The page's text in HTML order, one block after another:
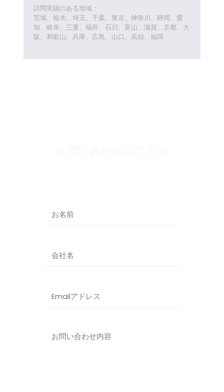
訪問実績のある地域：
茨城、栃木、埼玉、千葉、東京、神奈川、静岡、愛
知、岐阜、三重、福井、石川、富山、滋賀、京都、大
阪、和歌山、兵庫、広島、山口、高知、福岡